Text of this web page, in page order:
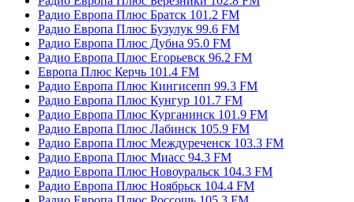
Радио Европа Плюс Братск 101.2 FM
Радио Европа Плюс Бузулук 99.6 FM
Радио Европа Плюс Дубна 95.0 FM
Радио Европа Плюс Егорьевск 96.2 FM
Европа Плюс Керчь 101.4 FM
Радио Европа Плюс Кингисепп 99.3 FM
Радио Европа Плюс Кунгур 101.7 FM
Радио Европа Плюс Курганинск 101.9 FM
Радио Европа Плюс Лабинск 105.9 FM
Радио Европа Плюс Междуреченск 103.3 FM
Радио Европа Плюс Миасс 94.3 FM
Радио Европа Плюс Новоуральск 104.3 FM
Радио Европа Плюс Ноябрьск 104.4 FM